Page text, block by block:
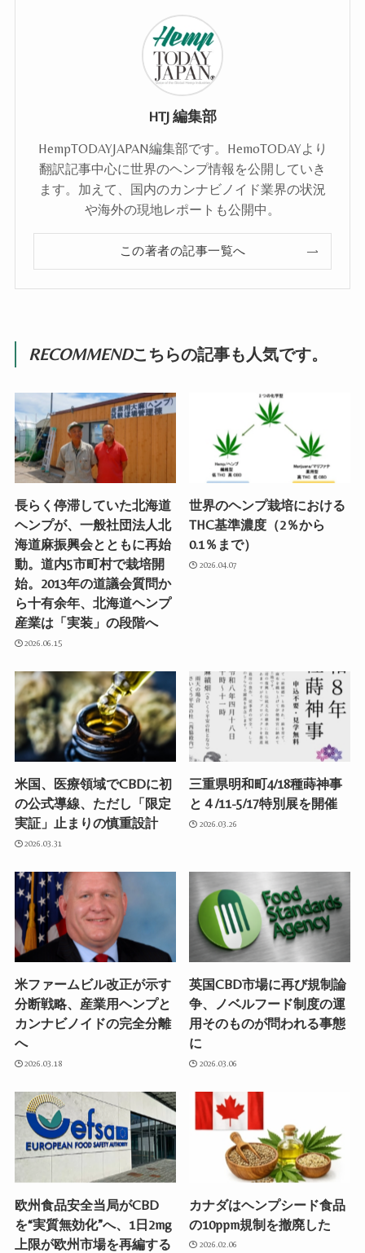
HTJ 編集部
HempTODAYJAPAN編集部です。HemoTODAYより
翻訳記事中心に世界のヘンプ情報を公開していき
ます。加えて、国内のカンナビノイド業界の状況
や海外の現地レポートも公開中。
この著者の記事一覧へ
RECOMMENDこちらの記事も人気です。
長らく停滞していた北海道
ヘンプが、一般社団法人北
海道麻振興会とともに再始
動。道内5市町村で栽培開
始。2013年の道議会質問か
ら十有余年、北海道ヘンプ
産業は「実装」の段階へ
2026.06.15
世界のヘンプ栽培における
THC基準濃度（2％から
0.1％まで）
2026.04.07
米国、医療領域でCBDに初
の公式導線、ただし「限定
実証」止まりの慎重設計
2026.03.31
三重県明和町4/18種蒔神事
と４/11-5/17特別展を開催
2026.03.26
米ファームビル改正が示す
分断戦略、産業用ヘンプと
カンナビノイドの完全分離
へ
2026.03.18
英国CBD市場に再び規制論
争、ノベルフード制度の運
用そのものが問われる事態
に
2026.03.06
欧州食品安全当局がCBD
を“実質無効化”へ、1日2mg
上限が欧州市場を再編する
カナダはヘンプシード食品
の10ppm規制を撤廃した
2026.02.06